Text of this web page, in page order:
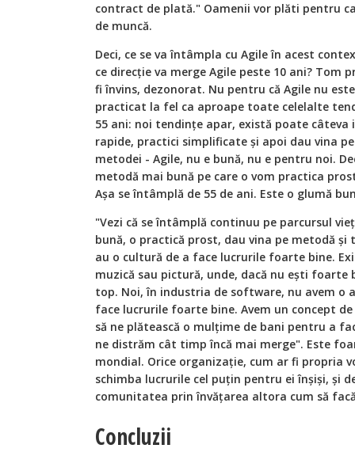
contract de plată." Oamenii vor plăti pentru
de muncă.
Deci, ce se va întâmpla cu Agile în acest
ce direcție va merge Agile peste 10 ani? Tom
fi învins, dezonorat. Nu pentru că Agile nu
practicat la fel ca aproape toate celelalte
55 ani: noi tendințe apar, există poate câteva
rapide, practici simplificate și apoi dau vina
metodei - Agile, nu e bună, nu e pentru noi.
metodă mai bună pe care o vom practica
Așa se întâmplă de 55 de ani. Este o glumă
"Vezi că se întâmplă continuu pe parcursul
bună, o practică prost, dau vina pe metodă și
au o cultură de a face lucrurile foarte bine.
muzică sau pictură, unde, dacă nu ești foarte
top. Noi, în industria de software, nu avem o
face lucrurile foarte bine. Avem un concept
să ne plătească o mulțime de bani pentru a
ne distrăm cât timp încă mai merge". Este
mondial. Orice organizație, cum ar fi propria
schimba lucrurile cel puțin pentru ei înșiși, și
comunitatea prin învățarea altora cum să
Concluzii